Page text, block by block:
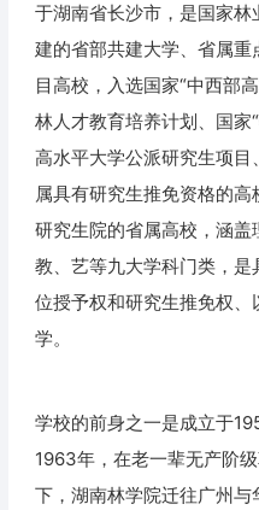
于湖南省长沙市，是国家
建的省部共建大学、省属重
目高校，入选国家“中西部
林人才教育培养计划、国家
高水平大学公派研究生项
属具有研究生推免资格的
研究生院的省属高校，涵盖
教、艺等九大学科门类，
位授予权和研究生推免权
学。
学校的前身之一是成立于
1963年，在老一辈无产阶
下，湖南林学院迁往广州